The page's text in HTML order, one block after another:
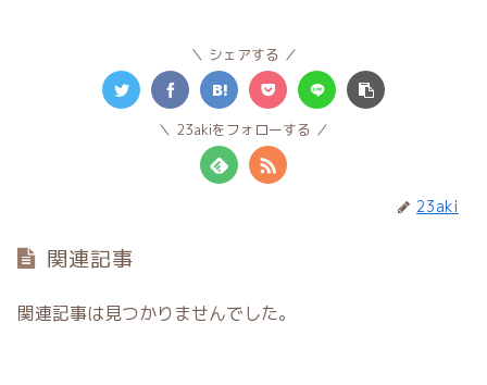
シェアする
23akiをフォローする
23aki
関連記事
関連記事は見つかりませんでした。